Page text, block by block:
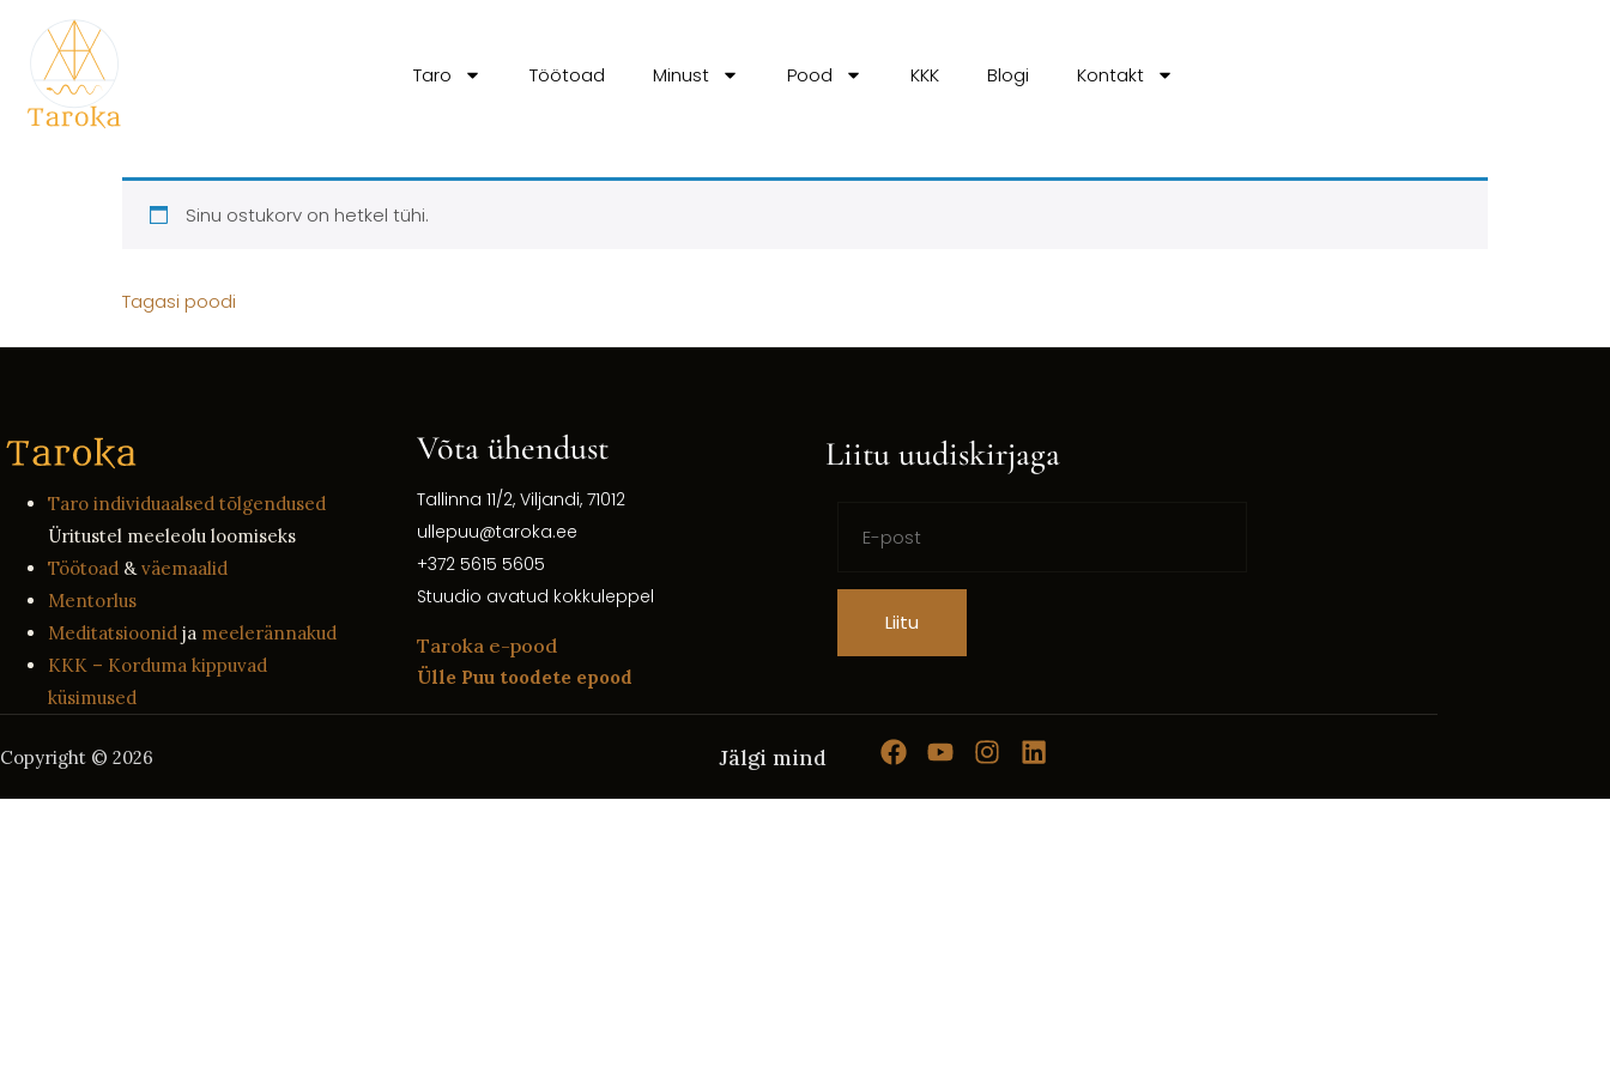
Taro Töötoad Minust Pood KKK Blogi Kontakt
Sinu ostukorv on hetkel tühi.
Tagasi poodi
Taro individuaalsed tõlgendused
Üritustel meeleolu loomiseks
Töötoad &väemaalid
Mentorlus
Meditatsioonid ja meelerännakud
KKK – Korduma kippuvad
küsimused
Võta ühendust
Tallinna 11/2, Viljandi, 71012
ullepuu@taroka.ee
+372 5615 5605
Stuudio avatud kokkuleppel
Taroka e-pood
Ülle Puu toodete epood
Liitu uudiskirjaga
Liitu
Copyright © 2026 Jälgi mind